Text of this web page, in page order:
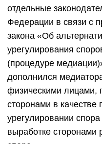
отдельные
Федерации в связи с
закона «Об
урегулирования
(процедуре
дополнился
физическими лицами,
сторонами в качестве
урегулировании
выработке сторонами